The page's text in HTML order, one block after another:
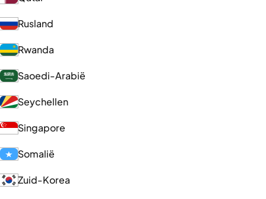
Rusland
Rwanda
Saoedi-Arabië
Seychellen
Singapore
Somalië
Zuid-Korea